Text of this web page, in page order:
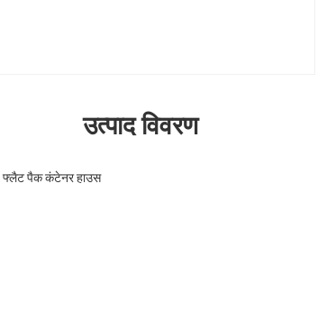
उत्पाद विवरण
फ्लैट पैक कंटेनर हाउस